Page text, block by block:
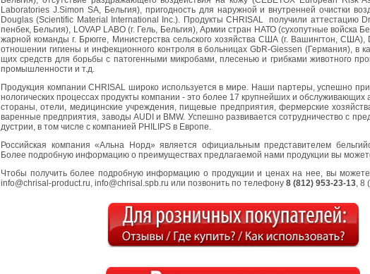
Laboratories J.​Simon SA, Бель­гия), при­год­ность для на­руж­ной и внут­рен­ней очист­ки
Douglas (Scientific Material International Inc.). Про­дук­ты CHRISAL
по­лу­чи­ли ат­те­ста­цию
пен­бек, Бель­гия), LOVAP LABO (г. Гель, Бель­гия), Армии стран НАТО (су­хо­пут­ные вой­ска
жар­ной ко­ман­ды г. Брюг­ге, Ми­ни­стер­ства сель­ско­го хо­зяй­ства США (г. Ва­шинг­тон, США),
от­но­ше­нии ги­ги­е­ны и ин­фек­ци­он­но­го кон­тро­ля в боль­ни­цах GbR-Giessen (Гер­ма­ния), в
щих средств для борь­бы с па­то­ген­ны­ми мик­ро­ба­ми, пле­се­нью и гриб­ка­ми жи­вот­но­го
про­мыш­лен­но­сти и т.д.
Про­дук­ция ком­па­нии CHRISAL ши­ро­ко ис­поль­зу­ет­ся в мире. Наши пар­те­ры, успеш­но
но­ло­ги­че­ских про­цес­сах про­дук­ты ком­па­нии - это более 17 круп­ней­ших и
сто­ра­ны, отели, ме­ди­цин­ские учре­жде­ния, пи­ще­вые пред­при­я­тия, фер­мер­ские
ва­рен­ные пред­при­я­тия, за­во­ды AUDI и BMW. Успеш­но раз­ви­ва­ет­ся со­труд­ни­че­ство с
ду­стрии, в том числе с ком­па­ни­ей PHILIPS в Ев­ро­пе.
Рос­сий­ская ком­па­ния «Альна Норд» яв­ля­ет­ся офи­ци­аль­ным пред­ста­ви­те­лем
Более по­дроб­ную ин­фор­ма­цию о пре­иму­ще­ствах пред­ла­га­е­мой нами про­дук­ции вы
Чтобы по­лу­чить более по­дроб­ную ин­фор­ма­цию о про­дук­ции и ценах на нее, вы мо­же­те
info@​chrisal-product.​ru, info@​chrisal.​spb.​ru или по­зво­нить по те­ле­фо­ну 8 (812) 953-23-13, 8